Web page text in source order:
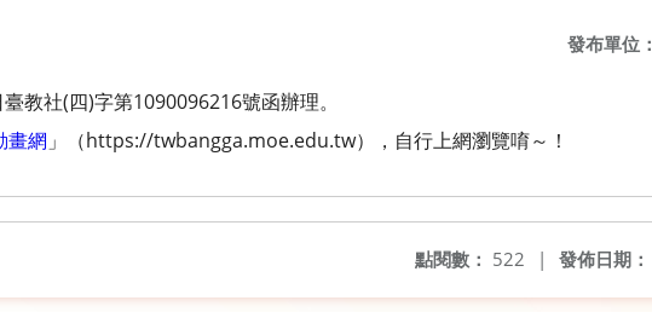
發布單位：
教社(四)字第1090096216號函辦理。
畫網 」（https://twbangga.moe.edu.tw），自行上網瀏覽唷～！
發佈日期：
點閱數： 522 |